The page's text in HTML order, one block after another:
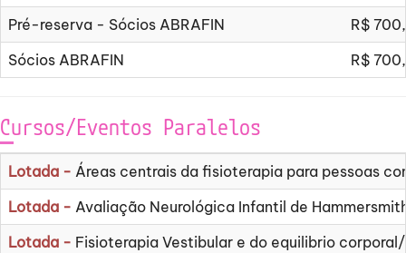
Pré-reserva - Sócios ABRAFIN
R$
Sócios ABRAFIN
R$
Cursos/Eventos Paralelos
Lotada - Áreas centrais da fisioterapia para pessoas
Lotada - Avaliação Neurológica Infantil de
Lotada - Fisioterapia Vestibular e do equilibrio